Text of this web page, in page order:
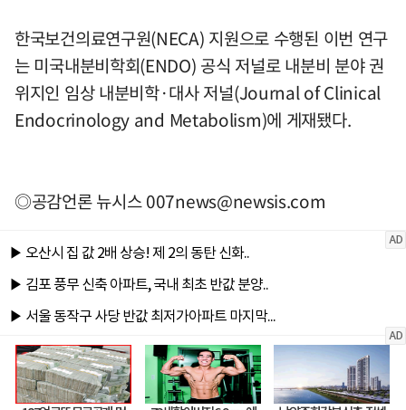
한국보건의료연구원(NECA) 지원으로 수행된 이번 연구
는 미국내분비학회(ENDO) 공식 저널로 내분비 분야 권
위지인 임상 내분비학·대사 저널(Journal of Clinical
Endocrinology and Metabolism)에 게재됐다.
◎공감언론 뉴시스007news@newsis.com